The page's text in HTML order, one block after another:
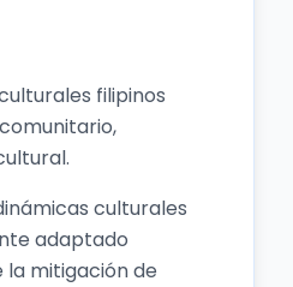
filipinos
culturales
adaptado
mitigación de